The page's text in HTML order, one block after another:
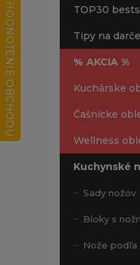
TOP30
Tipy na
% AKCIA %
Kuchárske
Čašnícke
Wellness
Kuchynské
Sady nožov
Bloky s
Nože podľa
HODNOTENIE OBCHODU